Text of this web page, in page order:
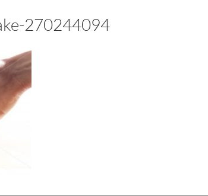
270244094